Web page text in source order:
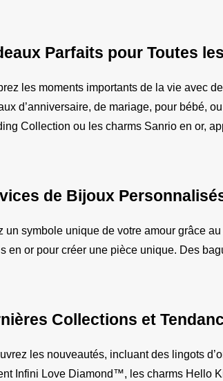
Parfaits pour Toutes
les moments importants de la vie avec
d’anniversaire, de mariage, pour bébé,
Collection ou les charms Sanrio en or,
de Bijoux
un symbole unique de votre amour grâce
en or pour créer une pièce unique. Des
Collections et
les nouveautés, incluant des lingots
Infini Love Diamond™, les charms Hello